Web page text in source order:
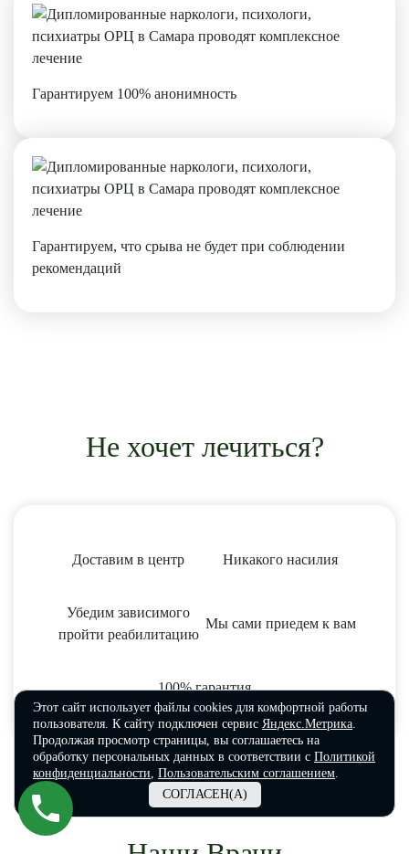
Гарантируем 100% анонимность
Гарантируем, что срыва не будет при соблюдении
рекомендаций
Не хочет лечиться?
Доставим в центр Никакого насилия
Убедим зависимого
пройти реабилитацию
Мы сами приедем к вам
100% гарантия
Этот сайт использует файлы cookies для комфортной работы
пользователя. К сайту подключен сервис Яндекс.Метрика.
Продолжая просмотр страницы, вы соглашаетесь на
обработку персональных данных в соответствии с Политикой
конфиденциальности, Пользовательским соглашением.
СОГЛАСЕН(А)